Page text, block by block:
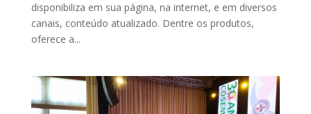
disponibiliza em sua página, na internet, e em diversos
canais, conteúdo atualizado. Dentre os produtos,
oferece a...